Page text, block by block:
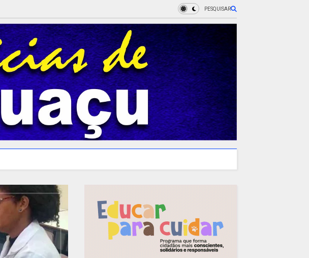
PESQUISAR